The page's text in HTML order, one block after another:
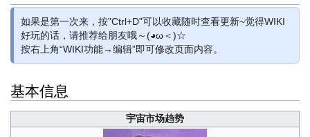
如果是第一次来，按"Ctrl+D"可以收藏随时查看更新~觉得WIKI
好玩的话，请推荐给朋友哦～(◕ω＜)☆
按右上角“WIKI功能→编辑”即可修改页面内容。
基本信息
宇宙市场趋势